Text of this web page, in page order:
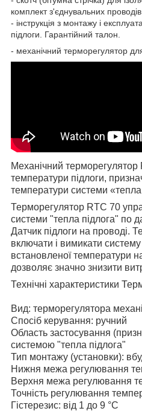
комплект з'єднувальних
- інструкція з монтажу і
підлоги. Гарантійний талон.
- механічний терморегулятор
Механічний терморегулятор
температури підлоги,
температури системи «тепла
Терморегулятор RTC 70
системи "тепла підлога" по
Датчик підлоги на проводі.
включати і вимикати систему
встановленої температури
дозволяє значно знизити
Технічні характеристики
Вид: терморегулятора
Спосіб керування: ручний
Область застосування
системою "тепла підлога"
Тип монтажу (установки):
Нижня межа регулювання
Верхня межа регулювання
Точність регулювання
Гістерезис: від 1 до 9 °С